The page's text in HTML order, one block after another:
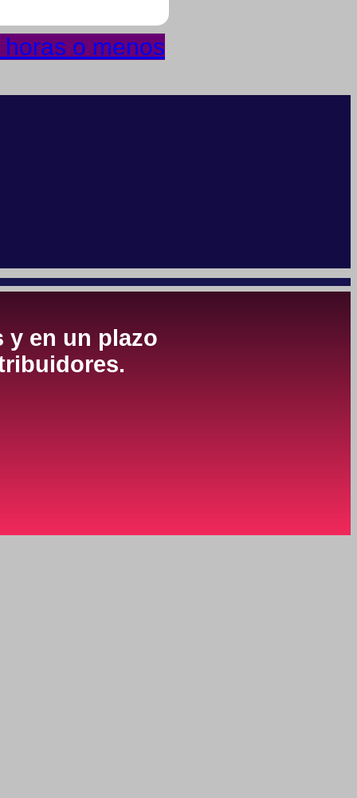
o menos
y en un plazo